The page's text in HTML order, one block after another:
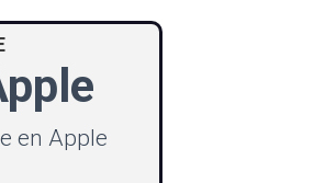
en Apple